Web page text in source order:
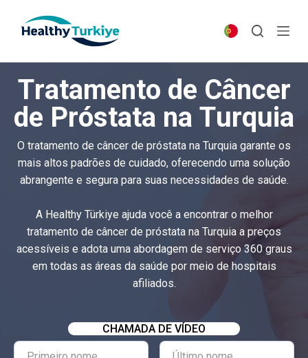
p
c
n
Tratamento de Câncer
de Próstata na Turquia
O tratamento de câncer de próstata na Turquia garante os
mais altos padrões de cuidado, oferecendo uma solução
abrangente e segura para suas necessidades de saúde.
A Healthy Türkiye ajuda você a encontrar o melhor
tratamento de câncer de próstata na Turquia a preços
acessíveis e adota uma abordagem de serviço 360 graus
em todas as áreas da saúde por meio de hospitais
afiliados.
CHAMADA DE VÍDEO